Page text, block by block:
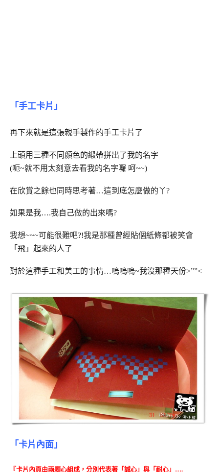
「手工卡片」
再下來就是這張親手製作的手工卡片了
上頭用三種不同顏色的緞帶拼出了我的名字
(呃~就不用太刻意去看我的名字囉 呵~~)
在欣賞之餘也同時思考著…這到底怎麼做的丫?
如果是我….我自己做的出來嗎?
我想~~~可能很難吧?!我是那種曾經貼個紙條都被笑會
「飛」起來的人了
對於這種手工和美工的事情…嗚嗚嗚~我沒那種天份>””<
「卡片內面」
『卡片內頁由兩顆心組成，分別代表著「誠心」與「耐心」….